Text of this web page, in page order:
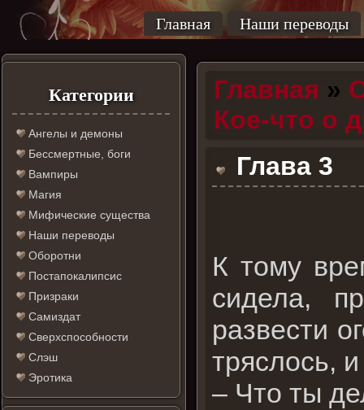
Главная Наши переводы
Категории
Ангелы и демоны
Бессмертные, боги
Вампиры
Магия
Мифические существа
Наши переводы
Оборотни
Постапокалипсис
Призраки
Самиздат
Сверхспособности
Слэш
Эротика
Главная »
Кое-что о
Глава 3
К тому
сидела,
развести
тряслось,
– Что ты